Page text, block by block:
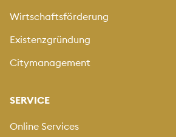
Wirtschaftsförderung
Existenzgründung
Citymanagement
SERVICE
Online Services